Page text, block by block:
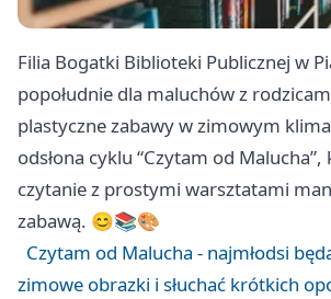
Filia Bogatki Biblioteki Publicznej w
popołudnie dla maluchów z
plastyczne zabawy w zimowym
odsłona cyklu “Czytam od Malucha”,
czytanie z prostymi warsztatami
zabawą. 😊📚🎨
Czytam od Malucha - najmłodsi
zimowe obrazki i słuchać krótkich